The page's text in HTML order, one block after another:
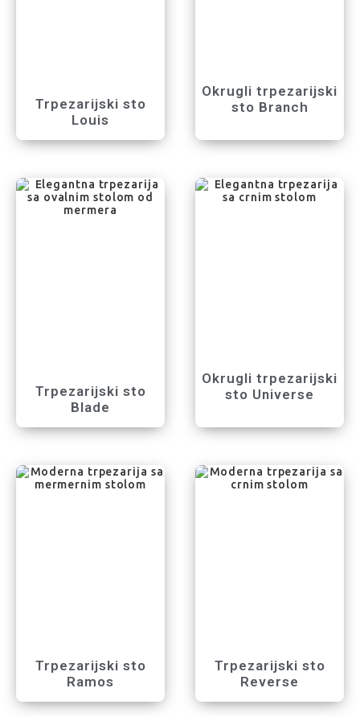
Trpezarijski sto
Louis
Okrugli trpezarijski
sto Branch
Trpezarijski sto
Blade
Okrugli trpezarijski
sto Universe
Trpezarijski sto
Ramos
Trpezarijski sto
Reverse